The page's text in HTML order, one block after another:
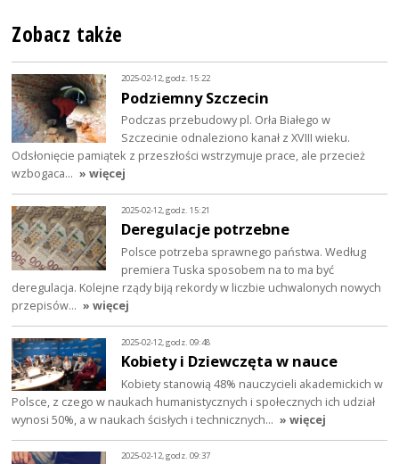
Zobacz także
2025-02-12, godz. 15:22
Podziemny Szczecin
Podczas przebudowy pl. Orła Białego w
Szczecinie odnaleziono kanał z XVIII wieku.
Odsłonięcie pamiątek z przeszłości wstrzymuje prace, ale przecież
wzbogaca… » więcej
2025-02-12, godz. 15:21
Deregulacje potrzebne
Polsce potrzeba sprawnego państwa. Według
premiera Tuska sposobem na to ma być
deregulacja. Kolejne rządy biją rekordy w liczbie uchwalonych nowych
przepisów… » więcej
2025-02-12, godz. 09:48
Kobiety i Dziewczęta w nauce
Kobiety stanowią 48% nauczycieli akademickich w
Polsce, z czego w naukach humanistycznych i społecznych ich udział
wynosi 50%, a w naukach ścisłych i technicznych… » więcej
2025-02-12, godz. 09:37